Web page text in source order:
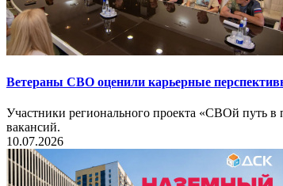
Ветераны СВО оценили карьерные
Участники регионального проекта «СВОй путь
вакансий.
10.07.2026